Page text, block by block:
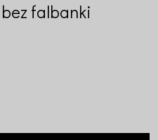
falbanki